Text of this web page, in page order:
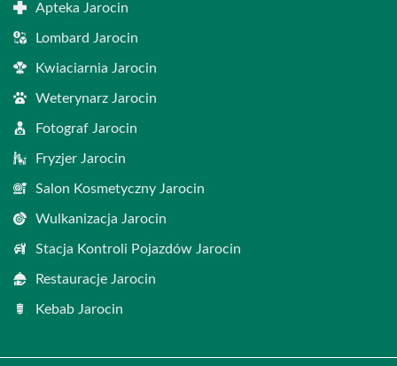
Apteka Jarocin
Lombard Jarocin
Kwiaciarnia Jarocin
Weterynarz Jarocin
Fotograf Jarocin
Fryzjer Jarocin
Salon Kosmetyczny Jarocin
Wulkanizacja Jarocin
Stacja Kontroli Pojazdów Jarocin
Restauracje Jarocin
Kebab Jarocin